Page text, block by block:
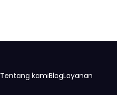
Tentang kamiBlogLayanan